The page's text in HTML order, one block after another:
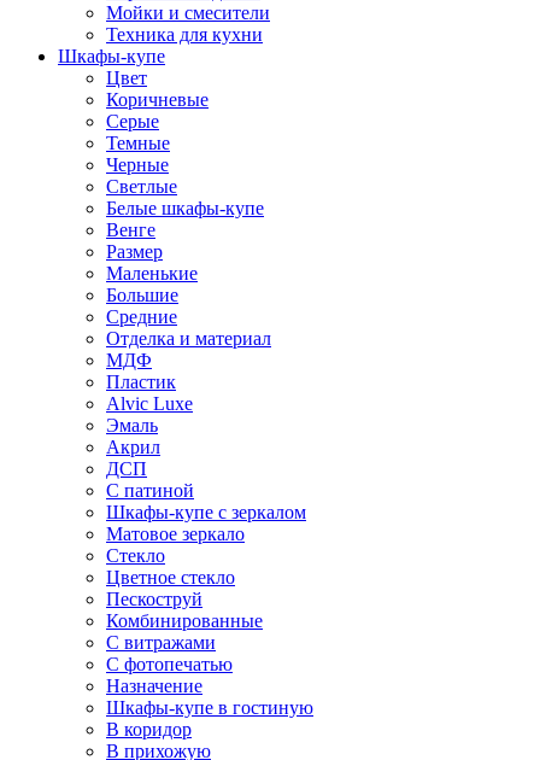
Мойки и смесители
Техника для кухни
Шкафы-купе
Цвет
Коричневые
Серые
Темные
Черные
Светлые
Белые шкафы-купе
Венге
Размер
Маленькие
Большие
Средние
Отделка и материал
МДФ
Пластик
Alvic Luxe
Эмаль
Акрил
ДСП
С патиной
Шкафы-купе с зеркалом
Матовое зеркало
Стекло
Цветное стекло
Пескоструй
Комбинированные
С витражами
С фотопечатью
Назначение
Шкафы-купе в гостиную
В коридор
В прихожую